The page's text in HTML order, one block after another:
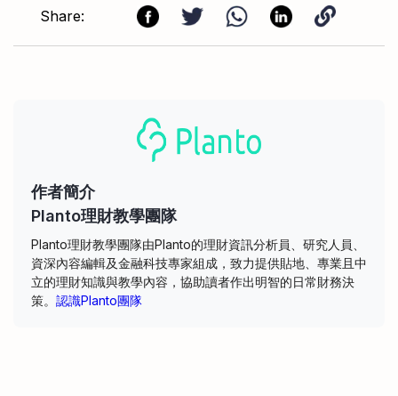
Share:
作者簡介
Planto理財教學團隊
Planto理財教學團隊由Planto的理財資訊分析員、研究人員、
資深內容編輯及金融科技專家組成，致力提供貼地、專業且中
立的理財知識與教學內容，協助讀者作出明智的日常財務決
策。 認識Planto團隊